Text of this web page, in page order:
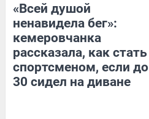
«Всей душой
ненавидела бег»:
кемеровчанка
рассказала, как стать
спортсменом, если до
30 сидел на диване